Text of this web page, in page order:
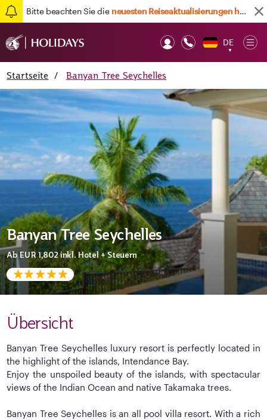
Bitte beachten Sie die neuesten Reiseaktualisierungen hier
DE
▼
Startseite / Banyan Tree Seychelles
Banyan Tree Seychelles
AbEUR 1,802inkl. Hotel + Steuern
Übersicht
Banyan Tree Seychelles luxury resort is perfectly located in
the highlight of the islands, Intendance Bay.
Enjoy the unspoiled beauty of the islands, with spectacular
views of the Indian Ocean and native Takamaka trees.
Banyan Tree Seychelles is an all pool villa resort. With a rich